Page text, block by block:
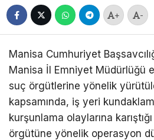
+ -
Manisa Cumhuriyet
Manisa İl Emniyet Müdürlüğü
suç örgütlerine yönelik
kapsamında, iş yeri
kurşunlama olaylarına
örgütüne yönelik operasyon